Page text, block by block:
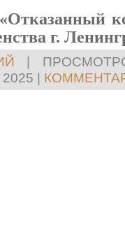
г.
|
|